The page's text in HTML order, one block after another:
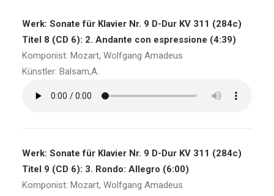
Werk: Sonate für Klavier Nr. 9 D-Dur KV 311 (284c)
Titel 8 (CD 6): 2. Andante con espressione (4:39)
Komponist: Mozart, Wolfgang Amadeus
Künstler: Balsam,A.
Werk: Sonate für Klavier Nr. 9 D-Dur KV 311 (284c)
Titel 9 (CD 6): 3. Rondo: Allegro (6:00)
Komponist: Mozart, Wolfgang Amadeus